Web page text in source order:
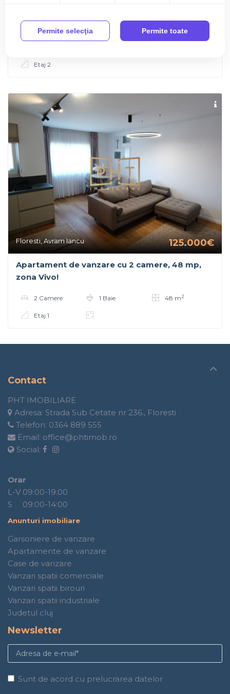
zona Vivo !
Etaj 2
Floresti, Avram Iancu 125.000€
Apartament de vanzare cu 2 camere, 48 mp,
zona Vivo!
2 Camere 1 Baie 48 m2
Etaj 1
Contact
PHT IMOBILIARE
Adresa: Strada Sub Cetate nr 236., Floresti
Telefon: 0364 889 555
Email: office@phtimob.ro
Social:
Orar
L-V 09:00-19:00
S 09:00-14:00
Anunturi imobiliare
Garsoniere de vanzare
Apartamente de vanzare
Case de vanzare
Vanzari spatii comerciale
Vanzari spatii birouri
Vanzari spatii industriale
Judetul cluj
Newsletter
Sunt de acord cu prelucrarea datelor
Permite selecţia Permite toate